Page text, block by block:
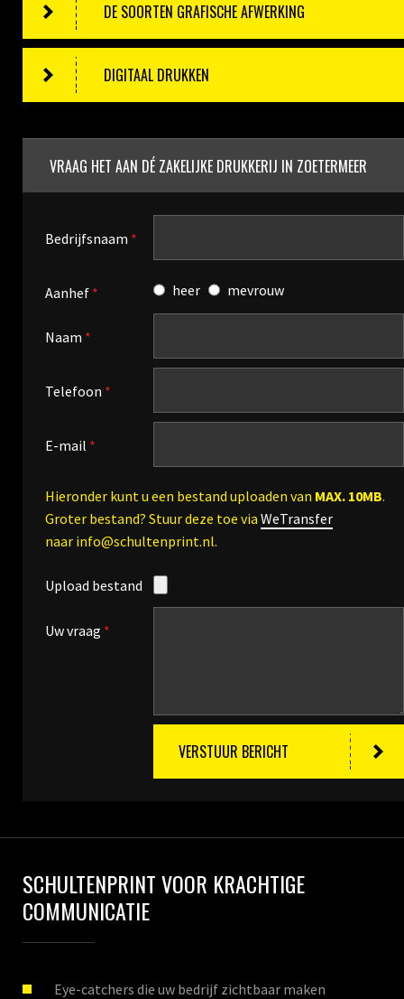
DE SOORTEN GRAFISCHE AFWERKING
DIGITAAL DRUKKEN
VRAAG HET AAN DÉ ZAKELIJKE DRUKKERIJ IN ZOETERMEER
Bedrijfsnaam *
Aanhef * heer mevrouw
Naam *
Telefoon *
E-mail *
Hieronder kunt u een bestand uploaden van MAX. 10MB.
Groter bestand? Stuur deze toe via WeTransfer
naar info@schultenprint.nl.
Upload bestand
Uw vraag *
VERSTUUR BERICHT
SCHULTENPRINT VOOR KRACHTIGE
COMMUNICATIE
Eye-catchers die uw bedrijf zichtbaar maken